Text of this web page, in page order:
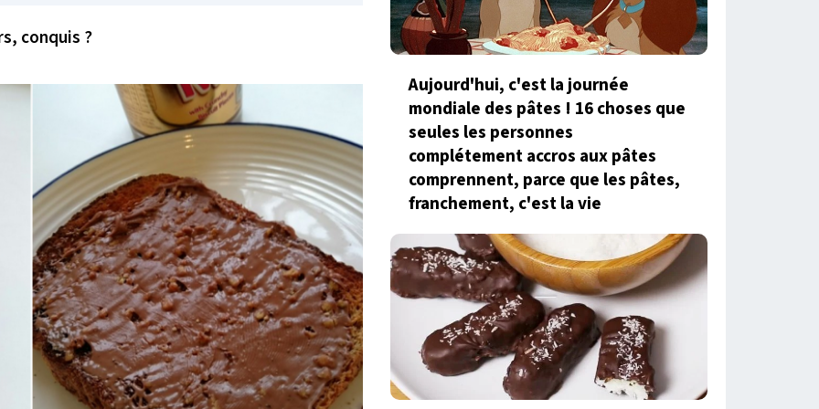
conquis ?
Aujourd'hui, c'est la journée
mondiale des pâtes ! 16 choses que
seules les personnes
complétement accros aux pâtes
comprennent, parce que les pâtes,
franchement, c'est la vie